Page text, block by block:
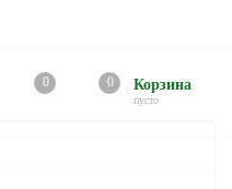
0 0 Корзина
пусто